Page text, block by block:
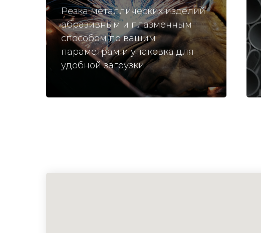
Резка металлических изделий
абразивным и плазменным
способом по вашим
параметрам и упаковка для
удобной загрузки